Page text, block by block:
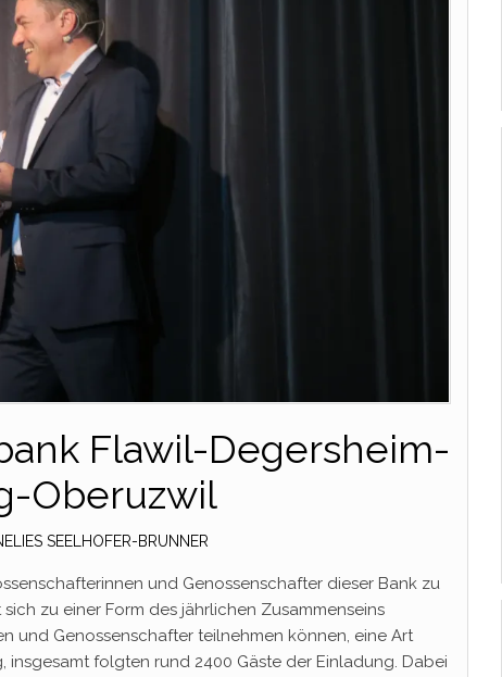
Flawil-Degersheim-
Oberuzwil
SEELHOFER-BRUNNER
und Genossenschafter dieser Bank zu
zu einer Form des jährlichen Zusammenseins
und Genossenschafter teilnehmen können, eine Art
insgesamt folgten rund 2400 Gäste der Einladung. Dabei